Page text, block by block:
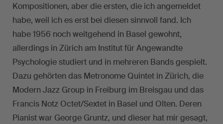
Kompositionen, aber die ersten, die ich angemeldet
habe, weil ich es erst bei diesen sinnvoll fand. Ich
habe 1956 noch weitgehend in Basel gewohnt,
allerdings in Zürich am Institut für Angewandte
Psychologie studiert und in mehreren Bands gespielt.
Dazu gehörten das Metronome Quintet in Zürich, die
Modern Jazz Group in Freiburg im Breisgau und das
Francis Notz Octet/Sextet in Basel und Olten. Deren
Pianist war George Gruntz, und dieser hat mir gesagt,